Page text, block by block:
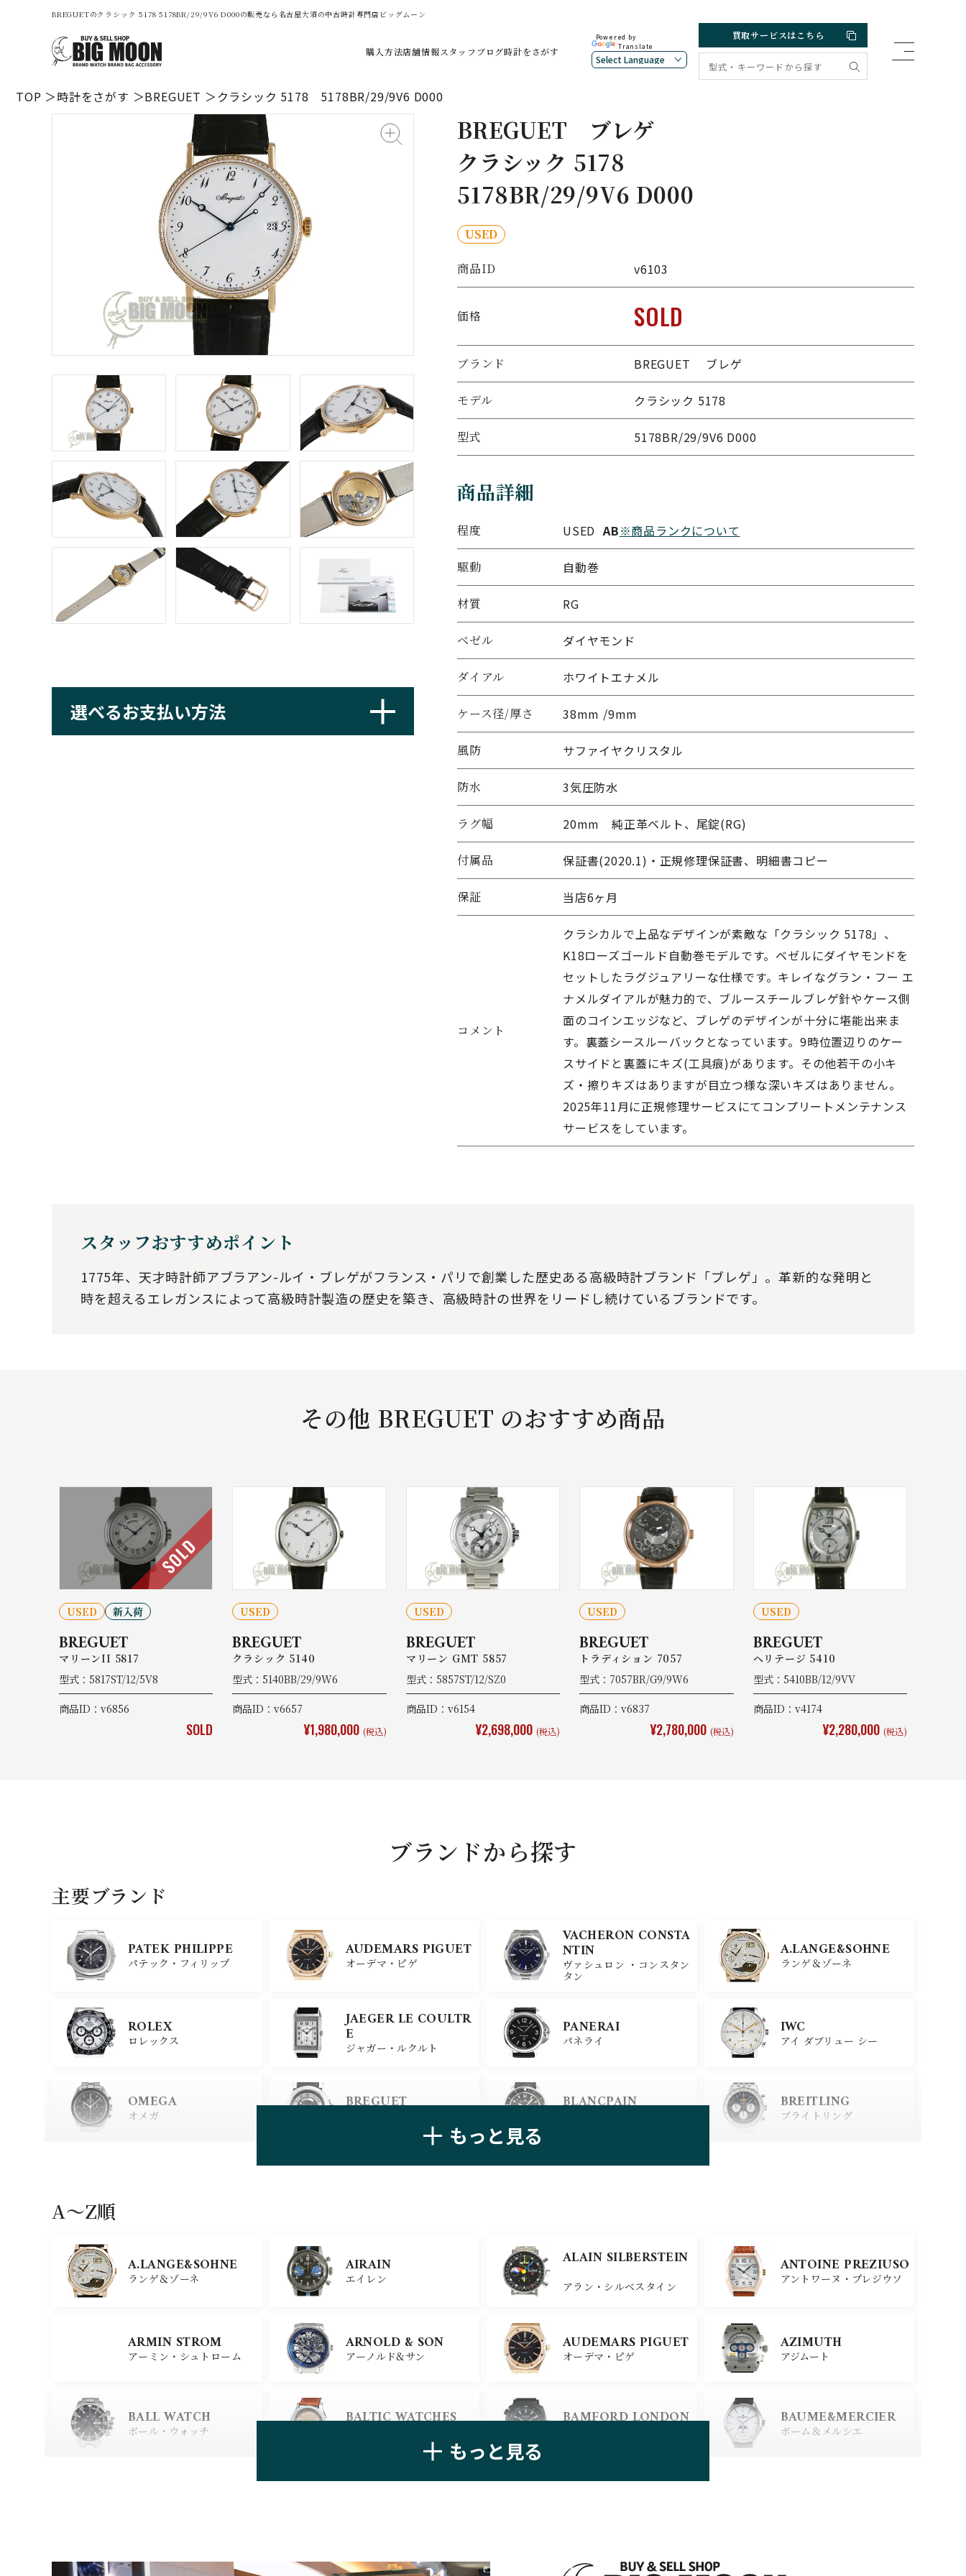
BREGUETのクラシック 5178 5178BR/29/9V6 D000の販売なら名古屋大須の中古時計専門店ビッグムーン
購入方法店舗情報スタッフブログ時計をさがす
Powered by
Translate
買取サービスはこちら
TOP 時計をさがす BREGUET クラシック 5178 5178BR/29/9V6 D000
選べるお支払い方法
BREGUET ブレゲ
クラシック 5178
5178BR/29/9V6 D000
USED
商品ID v6103
価格 SOLD
ブランド BREGUET ブレゲ
モデル クラシック 5178
型式 5178BR/29/9V6 D000
商品詳細
程度 USED AB※商品ランクについて
駆動 自動巻
材質 RG
ベゼル ダイヤモンド
ダイアル ホワイトエナメル
ケース径/厚さ 38mm /9mm
風防 サファイヤクリスタル
防水 3気圧防水
ラグ幅 20mm 純正革ベルト、尾錠(RG)
付属品 保証書(2020.1)・正規修理保証書、明細書コピー
保証 当店6ヶ月
コメント
クラシカルで上品なデザインが素敵な「クラシック 5178」、
K18ローズゴールド自動巻モデルです。ベゼルにダイヤモンドを
セットしたラグジュアリーな仕様です。キレイなグラン・フー エ
ナメルダイアルが魅力的で、ブルースチールブレゲ針やケース側
面のコインエッジなど、ブレゲのデザインが十分に堪能出来ま
す。裏蓋シースルーバックとなっています。9時位置辺りのケー
スサイドと裏蓋にキズ(工具痕)があります。その他若干の小キ
ズ・擦りキズはありますが目立つ様な深いキズはありません。
2025年11月に正規修理サービスにてコンプリートメンテナンス
サービスをしています。
スタッフおすすめポイント
1775年、天才時計師アブラアン-ルイ・ブレゲがフランス・パリで創業した歴史ある高級時計ブランド「ブレゲ」。革新的な発明と
時を超えるエレガンスによって高級時計製造の歴史を築き、高級時計の世界をリードし続けているブランドです。
その他 BREGUET のおすすめ商品
SOLD
USED 新入荷
BREGUET
マリーンII 5817
型式：5817ST/12/5V8
商品ID：v6856
SOLD
USED
BREGUET
クラシック 5140
型式：5140BB/29/9W6
商品ID：v6657
¥1,980,000 (税込)
USED
BREGUET
マリーン GMT 5857
型式：5857ST/12/SZ0
商品ID：v6154
¥2,698,000 (税込)
USED
BREGUET
トラディション 7057
型式：7057BR/G9/9W6
商品ID：v6837
¥2,780,000 (税込)
USED
BREGUET
ヘリテージ 5410
型式：5410BB/12/9VV
商品ID：v4174
¥2,280,000 (税込)
ブランドから探す
主要ブランド
PATEK PHILIPPE
パテック・フィリップ
AUDEMARS PIGUET
オーデマ・ピゲ
VACHERON CONSTA
NTIN
ヴァシュロン ・コンスタン
タン
A.LANGE&SOHNE
ランゲ＆ゾーネ
ROLEX
ロレックス
JAEGER LE COULTR
E
ジャガー・ルクルト
PANERAI
パネライ
IWC
アイ ダブリュー シー
OMEGA
オメガ
BREGUET BLANCPAIN BREITLING
ブライトリング
X
ジラール・ペルゴ
ユリスナルダン
BELL＆ROSS
ベル＆ロス ジン
カルティエ シャネル ショパール セイコー
グラスヒュッテ・オリジナ
ル
クロノスイス
アラン・シルベスタイン
シチズン
もっと見る
A〜Z順
A.LANGE&SOHNE
ランゲ＆ゾーネ
AIRAIN
エイレン
ALAIN SILBERSTEIN
アラン・シルベスタイン
ANTOINE PREZIUSO
アントワーヌ・プレジウソ
ARMIN STROM
アーミン・シュトローム
ARNOLD & SON
アーノルド&サン
AUDEMARS PIGUET
オーデマ・ピゲ
AZIMUTH
アジムート
BALL WATCH
ボール・ウォッチ
BALTIC WATCHES BAMFORD LONDON BAUME&MERCIER
ボーム＆メルシエ
BOVET BREGUET BREITLING
もっと見る